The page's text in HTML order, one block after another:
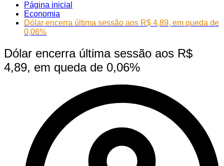
Página inicial
Economia
Dólar encerra última sessão aos R$ 4,89, em queda de
0,06%
Dólar encerra última sessão aos R$
4,89, em queda de 0,06%